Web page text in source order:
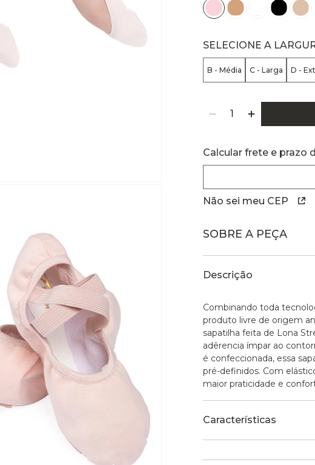
SELECIONE A
B - Média C - Larga D -
Calcular frete e prazo
Não sei meu CEP
SOBRE A PEÇA
Descrição
Combinando toda
produto livre de origem
sapatilha feita de Lona
adêrencia ímpar ao
é confeccionada, essa
pré-definidos. Com
maior praticidade e
Características